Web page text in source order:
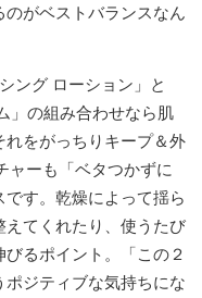
がベストバランスなん
ング ローション」と
」の組み合わせなら肌
をがっちりキープ＆外
ャーも「ベタつかずに
す。乾燥によって揺ら
てくれたり、使うたび
るポイント。「この２
ジティブな気持ちにな